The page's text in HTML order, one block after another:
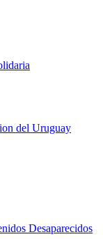
del Uruguay
Desaparecidos